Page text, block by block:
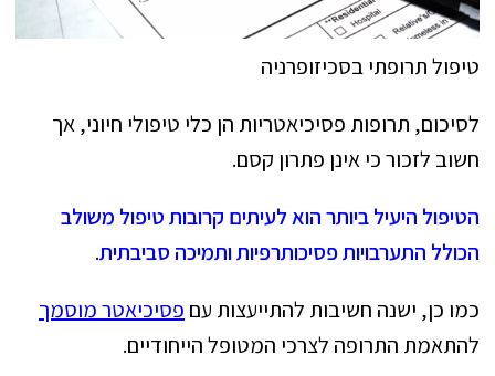
טיפול תרופתי בסכיזופרניה
לסיכום, תרופות פסיכיאטריות הן כלי טיפולי חיוני, אך
חשוב לזכור כי אינן פתרון קסם.
הטיפול היעיל ביותר הוא לעיתים קרובות טיפול משולב
הכולל התערבויות פסיכותרפיות ותמיכה סביבתית.
כמו כן, ישנה חשיבות להתייעצות עם פסיכיאטר מוסמך
להתאמת התרופה לצרכי המטופל הייחודיים.